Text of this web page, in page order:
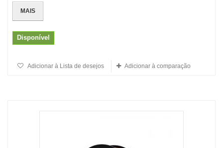
MAIS
Disponível
Adicionar à Lista de desejos Adicionar à comparação